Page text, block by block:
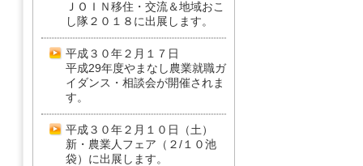
ＪＯＩＮ移住・交流＆地域おこ
し隊２０１８に出展します。
平成３０年２月１７日
平成29年度やまなし農業就職ガ
イダンス・相談会が開催されま
す。
平成３０年２月１０日（土）
新・農業人フェア（２/１０池
袋）に出展します。